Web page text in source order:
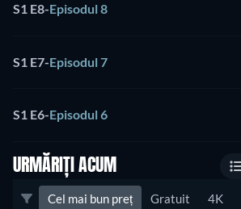
S1 E8-Episodul 8
S1 E7-Episodul 7
S1 E6-Episodul 6
URMĂRIȚI ACUM
Cel mai bun preț Gratuit 4K